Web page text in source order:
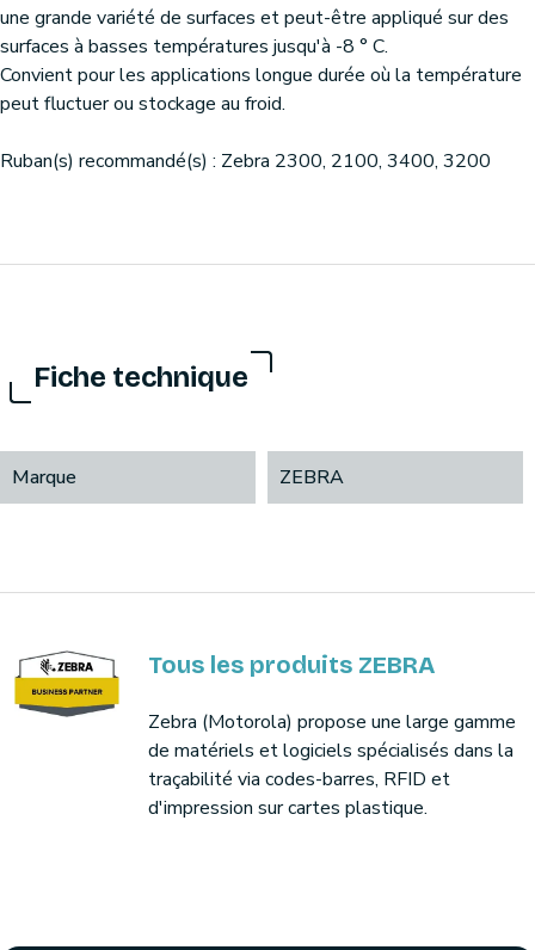
une grande variété de surfaces et peut-être appliqué sur des
surfaces à basses températures jusqu'à -8 ° C.
Convient pour les applications longue durée où la température
peut fluctuer ou stockage au froid.
Ruban(s) recommandé(s) : Zebra 2300, 2100, 3400, 3200
Fiche technique
Marque ZEBRA
Tous les produits ZEBRA
Zebra (Motorola) propose une large gamme
de matériels et logiciels spécialisés dans la
traçabilité via codes-barres, RFID et
d'impression sur cartes plastique.